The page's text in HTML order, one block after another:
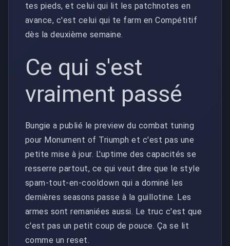
tes pieds, et celui qui lit les patchnotes en
avance, c'est celui qui te farm en Compétitif
dès la deuxième semaine.
Ce qui s'est
vraiment passé
Bungie a publié le preview du combat tuning
pour Monument of Triumph et c'est pas une
petite mise à jour. L'uptime des capacités se
resserre partout, ce qui veut dire que le style
spam-tout-en-cooldown qui a dominé les
dernières seasons passe à la guillotine. Les
armes sont remaniées aussi. Le truc c'est que
c'est pas un petit coup de pouce. Ça se lit
comme un reset.